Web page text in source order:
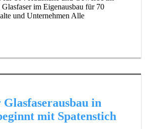
im Eigenausbau für 70
und Unternehmen Alle
in
mit Spatenstich